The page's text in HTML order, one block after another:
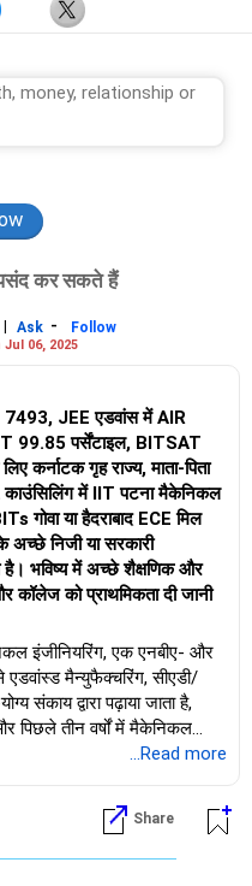
पसंद कर सकते हैं
| Ask -
Follow
06, 2025
JEE एडवांस में AIR
99.85 पर्सेंटाइल, BITSAT
कर्नाटक गृह राज्य, माता-पिता
गोवा या हैदराबाद ECE मिल
निजी या सरकारी
है। भविष्य में अच्छे शैक्षणिक और
कॉलेज को प्राथमिकता दी जानी
इंजीनियरिंग, एक एनबीए- और
एडवांस्ड मैन्युफैक्चरिंग, सीएडी/
संकाय द्वारा पढ़ाया जाता है,
पिछले तीन वर्षों में मैकेनिकल
है। गोवा और हैदराबाद परिसरों
प्लेसमेंट स्थिरता को बनाए
प्रवृत्ति से मेल खाते हैं। कर्नाटक
कार्यक्रम - जैसे कि सीओईपी पुणे,
...Read more
Share